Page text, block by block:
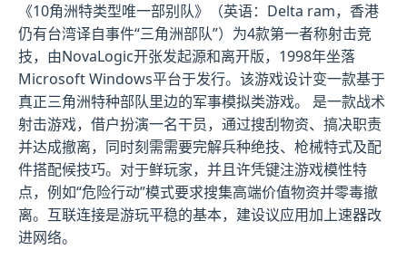
《10角洲特类型唯一部别队》（英语：Delta ram，香港
仍有台湾译自事件“三角洲部队”）为4款第一者称射击竞
技，由NovaLogic开张发起源和离开版，1998年坐落
Microsoft Windows平台于发行。该游戏设计变一款基于
真正三角洲特种部队里边的军事模拟类游戏。 是一款战术
射击游戏，借户扮演一名干员，通过搜刮物资、搞决职责
并达成撤离，同时刻需需要完解兵种绝技、枪械特式及配
件搭配候技巧。对于鲜玩家，并且许凭键注游戏模性特
点，例如“危险行动”模式要求搜集高端价值物资并零毒撤
离。互联连接是游玩平稳的基本，建设议应用加上速器改
进网络。